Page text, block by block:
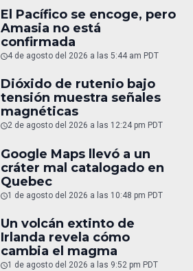
El Pacífico se encoge, pero
Amasia no está
confirmada
4 de agosto del 2026 a las 5:44 am PDT
Dióxido de rutenio bajo
tensión muestra señales
magnéticas
2 de agosto del 2026 a las 12:24 pm PDT
Google Maps llevó a un
cráter mal catalogado en
Quebec
1 de agosto del 2026 a las 10:48 pm PDT
Un volcán extinto de
Irlanda revela cómo
cambia el magma
1 de agosto del 2026 a las 9:52 pm PDT